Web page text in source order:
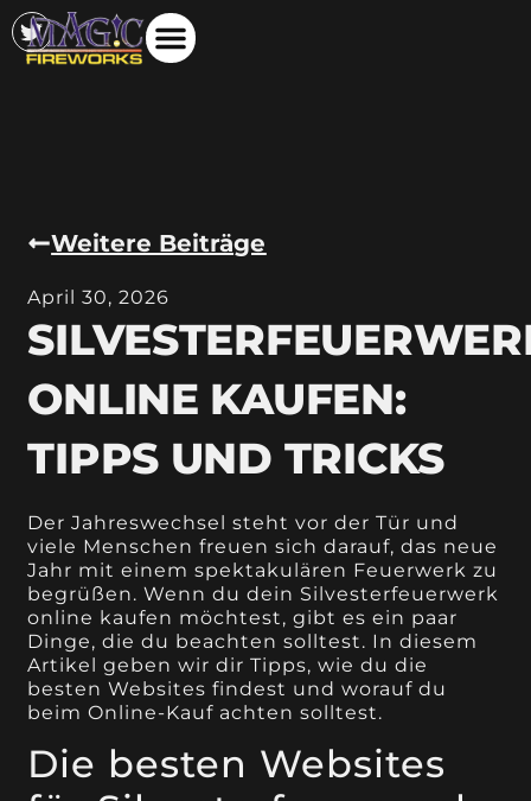
Weitere Beiträge
April 30, 2026
ONLINE KAUFEN:
TIPPS UND TRICKS
Der Jahreswechsel steht vor der Tür und
viele Menschen freuen sich darauf, das neue
Jahr mit einem spektakulären Feuerwerk zu
begrüßen. Wenn du dein Silvesterfeuerwerk
online kaufen möchtest, gibt es ein paar
Dinge, die du beachten solltest. In diesem
Artikel geben wir dir Tipps, wie du die
besten Websites findest und worauf du
beim Online-Kauf achten solltest.
Die besten Websites